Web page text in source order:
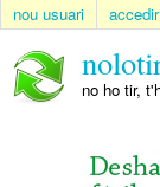
nou usuari accedir
no ho tir,